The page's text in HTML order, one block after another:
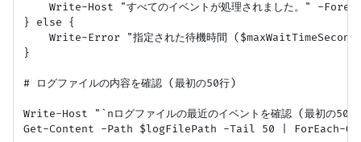
Write-Host "すべてのイベントが処理されました。" -
} else {
Write-Error "指定された待機時間 ($maxWaitTimeSeconds
}
# ログファイルの内容を確認 (最初の50行)
Write-Host "`nログファイルの最近のイベントを確認 (最初の